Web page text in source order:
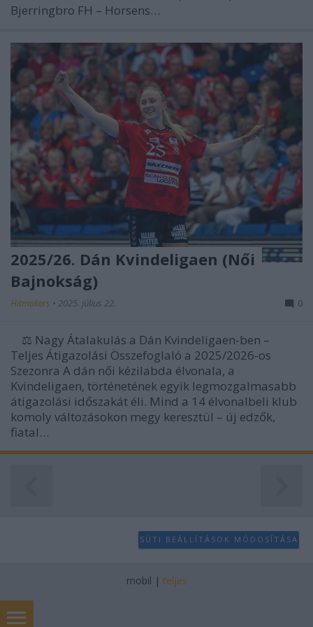
Bjerringbro FH – Horsens…
2025/26. Dán Kvindeligaen (Női
Bajnokság)
Hitmakers • 2025. július 22. 0
⚖️ Nagy Átalakulás a Dán Kvindeligaen-ben –
Teljes Átigazolási Összefoglaló a 2025/2026-os
Szezonra A dán női kézilabda élvonala, a
Kvindeligaen, történetének egyik legmozgalmasabb
átigazolási időszakát éli. Mind a 14 élvonalbeli klub
komoly változásokon megy keresztül – új edzők,
fiatal…
SÜTI BEÁLLÍTÁSOK MÓDOSÍTÁSA
mobil | teljes